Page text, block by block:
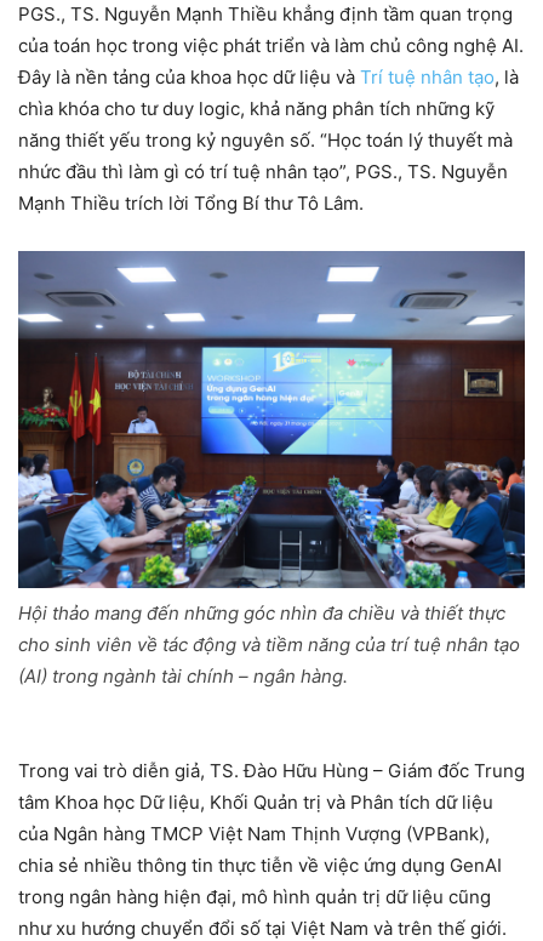
PGS., TS. Nguyễn Mạnh Thiều khẳng định tầm quan trọng
của toán học trong việc phát triển và làm chủ công nghệ AI.
Đây là nền tảng của khoa học dữ liệu và Trí tuệ nhân tạo, là
chìa khóa cho tư duy logic, khả năng phân tích những kỹ
năng thiết yếu trong kỷ nguyên số. “Học toán lý thuyết mà
nhức đầu thì làm gì có trí tuệ nhân tạo”, PGS., TS. Nguyễn
Mạnh Thiều trích lời Tổng Bí thư Tô Lâm.
Hội thảo mang đến những góc nhìn đa chiều và thiết thực
cho sinh viên về tác động và tiềm năng của trí tuệ nhân tạo
(AI) trong ngành tài chính – ngân hàng.
Trong vai trò diễn giả, TS. Đào Hữu Hùng – Giám đốc Trung
tâm Khoa học Dữ liệu, Khối Quản trị và Phân tích dữ liệu
của Ngân hàng TMCP Việt Nam Thịnh Vượng (VPBank),
chia sẻ nhiều thông tin thực tiễn về việc ứng dụng GenAI
trong ngân hàng hiện đại, mô hình quản trị dữ liệu cũng
như xu hướng chuyển đổi số tại Việt Nam và trên thế giới.